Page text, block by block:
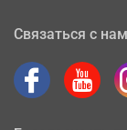
Связаться с